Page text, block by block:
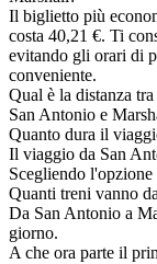
Il biglietto più
costa 40,21 €. Ti
evitando gli orari di
conveniente.
Qual è la distanza
San Antonio e
Quanto dura il
Il viaggio da San
Scegliendo
Quanti treni vanno
Da San Antonio a
giorno.
A che ora parte il